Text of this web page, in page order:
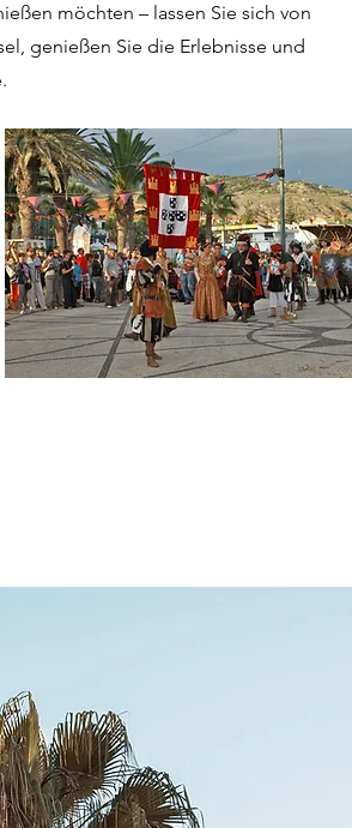
möchten – lassen Sie sich von
genießen Sie die Erlebnisse und